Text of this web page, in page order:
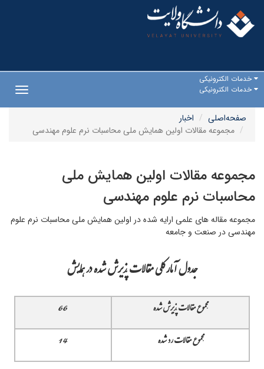
خدمات الکترونیکی
خدمات الکترونیکی
صفحه‌اصلی
اخبار
مجموعه مقالات اولین همایش ملی محاسبات نرم علوم مهندسی
مجموعه مقالات اولین همایش ملی
محاسبات نرم علوم مهندسی
مجموعه مقاله های علمی ارایه شده در اولین همایش ملی محاسبات نرم علوم
مهندسی در صنعت و جامعه
جدول آمارکلی مقالات پذیرش شده در همایش
مجموع مقالات پذیرش شده
66
مجموع مقالات رد شده
14